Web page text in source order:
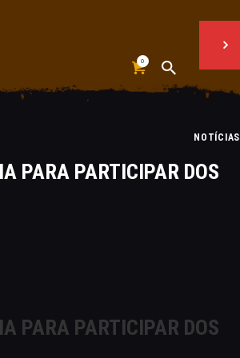
0
NOTÍCIAS
PARA PARTICIPAR DOS
PARA PARTICIPAR DOS